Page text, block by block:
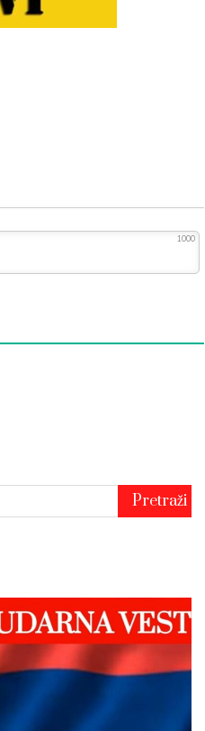
1000